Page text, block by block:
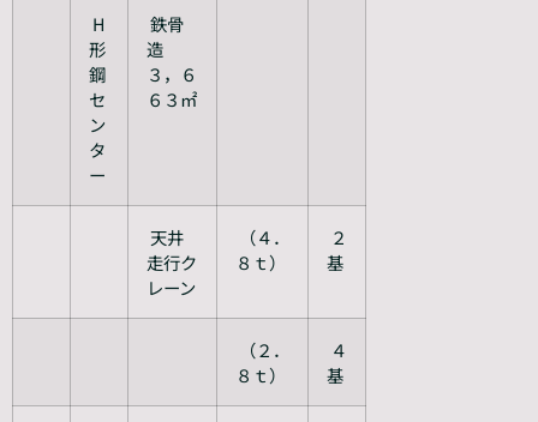
H
形
鋼
セ
ン
タ
ー
鉄骨
造
３，６
６３㎡
天井
走行ク
レーン
（４．
８ｔ）
２
基
（２．
８ｔ）
４
基